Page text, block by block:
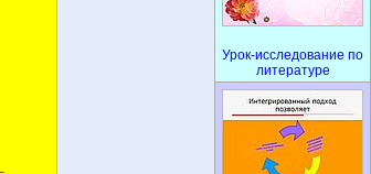
Урок-исследование по
литературе